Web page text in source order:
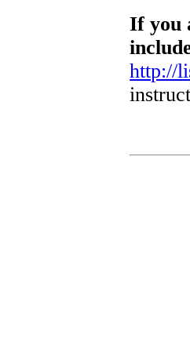
If you
http://